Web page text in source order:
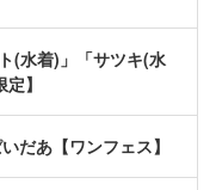
(水着)」「サツキ(水
】
だあ【ワンフェス】